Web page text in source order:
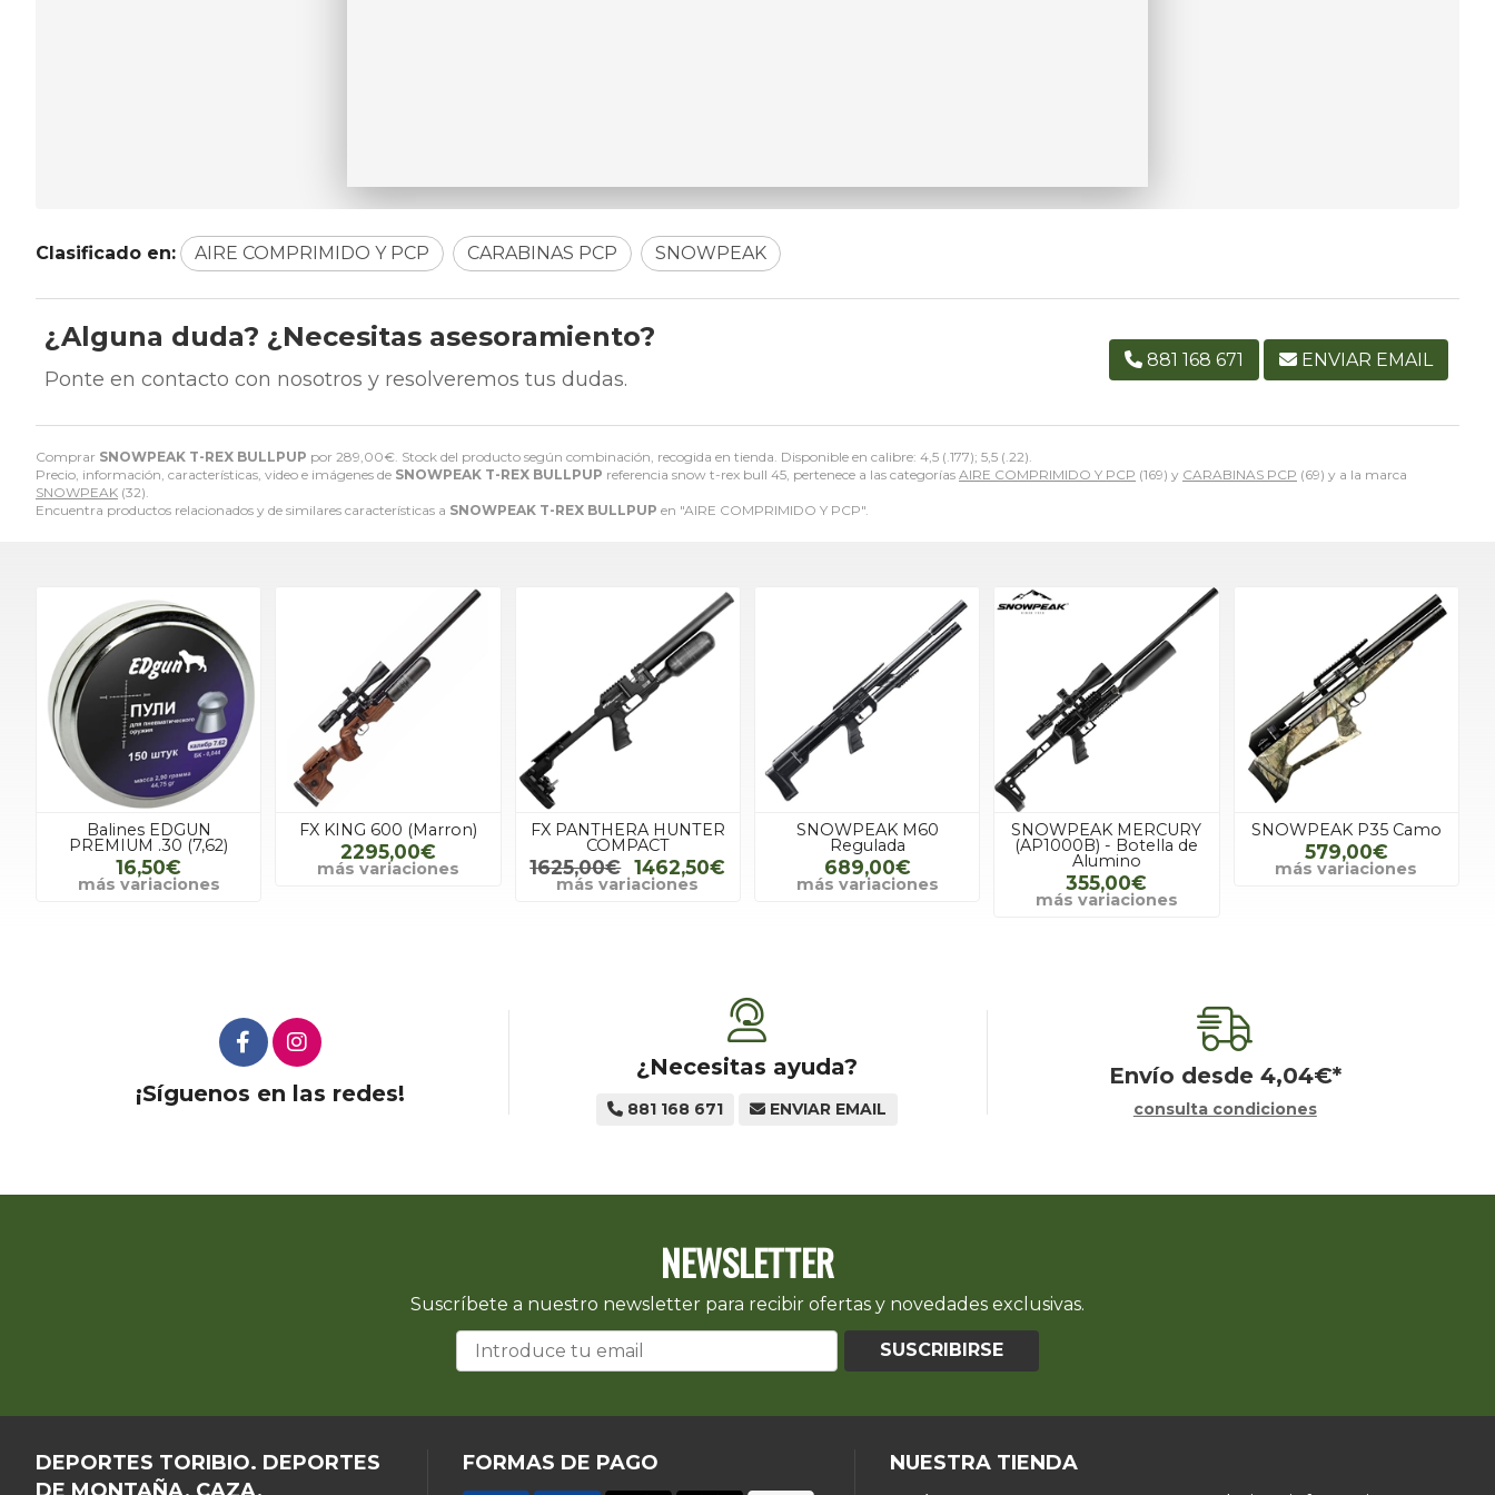
Comprar SNOWPEAK T-REX BULLPUP por 289,00€. Stock del producto según combinación, recogida en tienda. Disponible en calibre: 4,5 (.177); 5,5 (.22).
Precio, información, características, video e imágenes de SNOWPEAK T-REX BULLPUP referencia snow t-rex bull 45, pertenece a las categorías AIRE COMPRIMIDO Y PCP (169) y CARABINAS PCP (69) y a la marca
SNOWPEAK (32).
Encuentra productos relacionados y de similares características a SNOWPEAK T-REX BULLPUP en "AIRE COMPRIMIDO Y PCP".
Clasificado en: AIRE COMPRIMIDO Y PCP CARABINAS PCP SNOWPEAK
¿Alguna duda? ¿Necesitas asesoramiento?
Ponte en contacto con nosotros y resolveremos tus dudas.
881 168 671 ENVIAR EMAIL
Balines EDGUN
PREMIUM .30 (7,62)
16,50€
más variaciones
FX KING 600 (Marron)
2295,00€
más variaciones
FX PANTHERA HUNTER
COMPACT
1625,00€ 1462,50€
más variaciones
SNOWPEAK M60
Regulada
689,00€
más variaciones
SNOWPEAK MERCURY
(AP1000B) - Botella de
Alumino
355,00€
más variaciones
SNOWPEAK P35 Camo
579,00€
más variaciones
¡Síguenos en las redes!
¿Necesitas ayuda?
881 168 671 ENVIAR EMAIL
Envío desde 4,04€*
consulta condiciones
NEWSLETTER
Suscríbete a nuestro newsletter para recibir ofertas y novedades exclusivas.
SUSCRIBIRSE
DEPORTES TORIBIO. DEPORTES
DE MONTAÑA, CAZA,
FORMAS DE PAGO NUESTRA TIENDA